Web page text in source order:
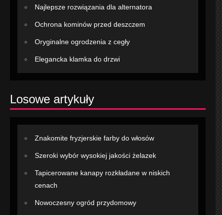
Najlepsze rozwiązania dla alternatora
Ochrona kominów przed deszczem
Oryginalne ogrodzenia z cegły
Elegancka klamka do drzwi
Losowe artykuły
Znakomite fryzjerskie farby do włosów
Szeroki wybór wysokiej jakości żelazek
Tapicerowane kanapy rozkładane w niskich
cenach
Nowoczesny ogród przydomowy